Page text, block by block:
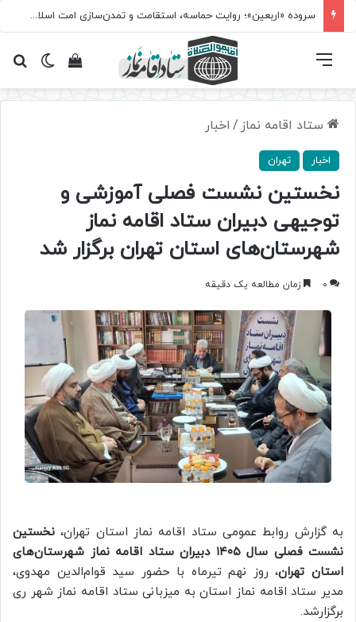
سروده‌ «اربعین»؛ روایت حماسه، استقامت و تمدن‌سازی امت اسلامی
تغییرمشاهده فهرست
ستاد اقامه نماز / اخبار
اخبار تهران
نخستین نشست فصلی آموزشی و
توجیهی دبیران ستاد اقامه نماز
شهرستان‌های استان تهران برگزار شد
0 زمان مطالعه یک دقیقه
به گزارش روابط عمومی ستاد اقامه نماز استان تهران، نخستین
نشست فصلی سال ۱۴۰۵ دبیران ستاد اقامه نماز شهرستان‌های
استان تهران، روز نهم تیرماه با حضور سید قوام‌الدین مهدوی،
مدیر ستاد اقامه نماز استان به میزبانی ستاد اقامه نماز شهر ری
برگزارشد.